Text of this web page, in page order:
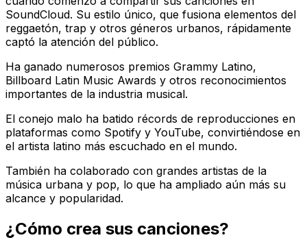
SoundCloud. Su estilo único, que fusiona elementos del
reggaetón, trap y otros géneros urbanos, rápidamente
captó la atención del público.
Ha ganado numerosos premios Grammy Latino,
Billboard Latin Music Awards y otros reconocimientos
importantes de la industria musical.
El conejo malo ha batido récords de reproducciones en
plataformas como Spotify y YouTube, convirtiéndose en
el artista latino más escuchado en el mundo.
También ha colaborado con grandes artistas de la
música urbana y pop, lo que ha ampliado aún más su
alcance y popularidad.
¿Cómo crea sus canciones?